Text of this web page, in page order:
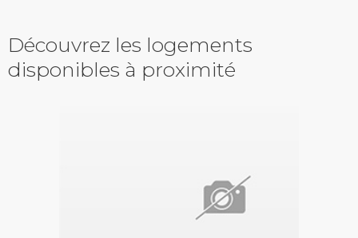
Découvrez les logements
disponibles à proximité